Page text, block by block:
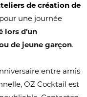
de création de
une journée
lors d'un
de jeune garçon.
entre amis
OZ Cocktail est